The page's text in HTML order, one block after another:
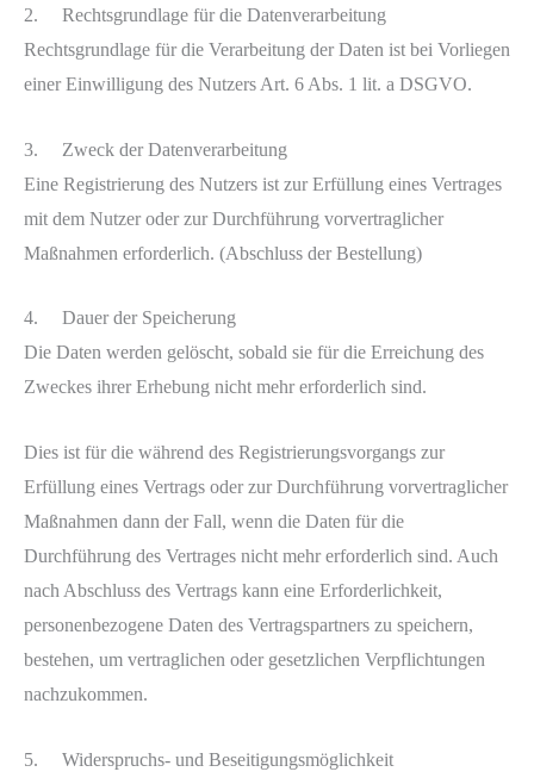
2. Rechtsgrundlage für die Datenverarbeitung
Rechtsgrundlage für die Verarbeitung der Daten ist bei Vorliegen
einer Einwilligung des Nutzers Art. 6 Abs. 1 lit. a DSGVO.
3. Zweck der Datenverarbeitung
Eine Registrierung des Nutzers ist zur Erfüllung eines Vertrages
mit dem Nutzer oder zur Durchführung vorvertraglicher
Maßnahmen erforderlich. (Abschluss der Bestellung)
4. Dauer der Speicherung
Die Daten werden gelöscht, sobald sie für die Erreichung des
Zweckes ihrer Erhebung nicht mehr erforderlich sind.
Dies ist für die während des Registrierungsvorgangs zur
Erfüllung eines Vertrags oder zur Durchführung vorvertraglicher
Maßnahmen dann der Fall, wenn die Daten für die
Durchführung des Vertrages nicht mehr erforderlich sind. Auch
nach Abschluss des Vertrags kann eine Erforderlichkeit,
personenbezogene Daten des Vertragspartners zu speichern,
bestehen, um vertraglichen oder gesetzlichen Verpflichtungen
nachzukommen.
5. Widerspruchs- und Beseitigungsmöglichkeit